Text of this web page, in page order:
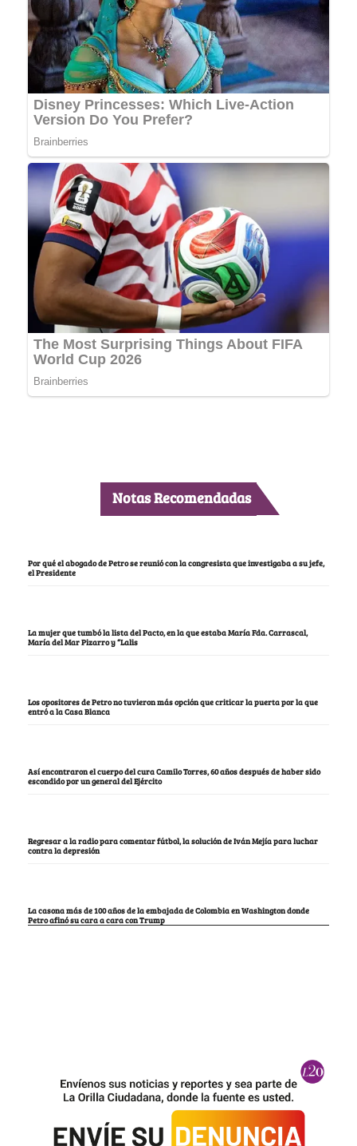
Notas Recomendadas
Por qué el abogado de Petro se reunió con la congresista que investigaba a su jefe,
el Presidente
La mujer que tumbó la lista del Pacto, en la que estaba María Fda. Carrascal,
María del Mar Pizarro y “Lalis
Los opositores de Petro no tuvieron más opción que criticar la puerta por la que
entró a la Casa Blanca
Así encontraron el cuerpo del cura Camilo Torres, 60 años después de haber sido
escondido por un general del Ejército
Regresar a la radio para comentar fútbol, la solución de Iván Mejía para luchar
contra la depresión
La casona más de 100 años de la embajada de Colombia en Washington donde
Petro afinó su cara a cara con Trump